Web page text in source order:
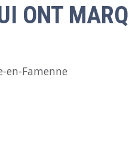
ONT
en-Famenne